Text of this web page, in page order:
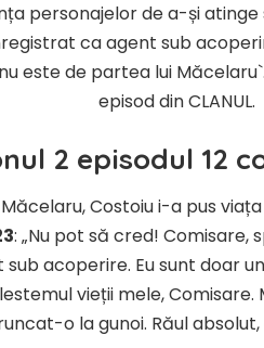
personajelor de a-și
ca agent sub
este de partea lui
episod din CLANUL.
2 episodul 12
Costoiu i-a pus
: „Nu pot să cred!
acoperire. Eu sunt doar
vieții mele,
o la gunoi. Răul absolut,